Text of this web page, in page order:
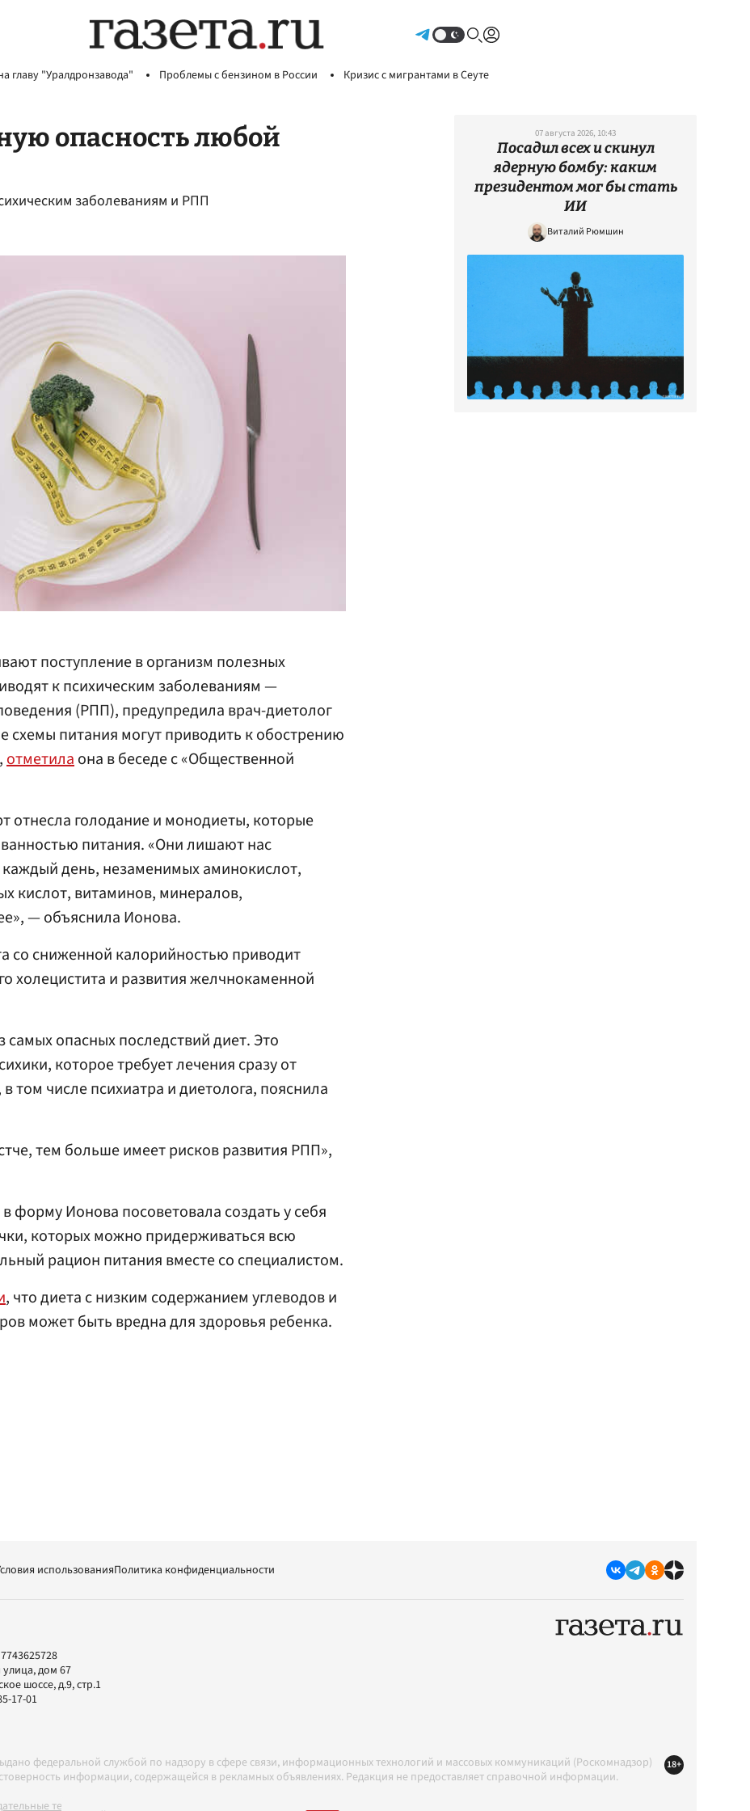
главу "Уралдронзавода" Проблемы с бензином в России Кризис с мигрантами в Сеуте
опасность любой
заболеваниям и РПП
поступление в организм полезных
к психическим заболеваниям —
(РПП), предупредила врач-диетолог
схемы питания могут приводить к обострению
отметилаона в беседе с «Общественной
отнесла голодание и монодиеты, которые
питания. «Они лишают нас
день, незаменимых аминокислот,
кислот, витаминов, минералов,
— объяснила Ионова.
со сниженной калорийностью приводит
холецистита и развития желчнокаменной
опасных последствий диет. Это
которое требует лечения сразу от
том числе психиатра и диетолога, пояснила
тем больше имеет рисков развития РПП»,
Ионова посоветовала создать у себя
которых можно придерживаться всю
рацион питания вместе со специалистом.
, что диета с низким содержанием углеводов и
может быть вредна для здоровья ребенка.
07 августа 2026, 10:43
Посадил всех и скинул
ядерную бомбу: каким
президентом мог бы стать
ИИ
Виталий Рюмшин
использованияПолитика конфиденциальности
улица, дом 67
шоссе, д.9, стр.1
17-01
федеральной службой по надзору в сфере связи, информационных технологий и массовых коммуникаций (Роскомнадзор)
информации, содержащейся в рекламных объявлениях. Редакция не предоставляет справочной информации.
технологии в соответствии с Правилами
18+